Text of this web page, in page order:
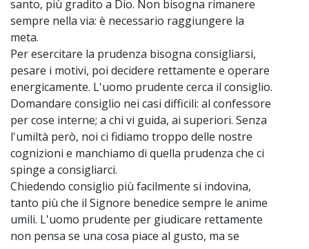
santo, più gradito a Dio. Non bisogna rimanere
sempre nella via: è necessario raggiungere la
meta.
Per esercitare la prudenza bisogna consigliarsi,
pesare i motivi, poi decidere rettamente e operare
energicamente. L'uomo prudente cerca il consiglio.
Domandare consiglio nei casi difficili: al confessore
per cose interne; a chi vi guida, ai superiori. Senza
l'umiltà però, noi ci fidiamo troppo delle nostre
cognizioni e manchiamo di quella prudenza che ci
spinge a consigliarci.
Chiedendo consiglio più facilmente si indovina,
tanto più che il Signore benedice sempre le anime
umili. L'uomo prudente per giudicare rettamente
non pensa se una cosa piace al gusto, ma se